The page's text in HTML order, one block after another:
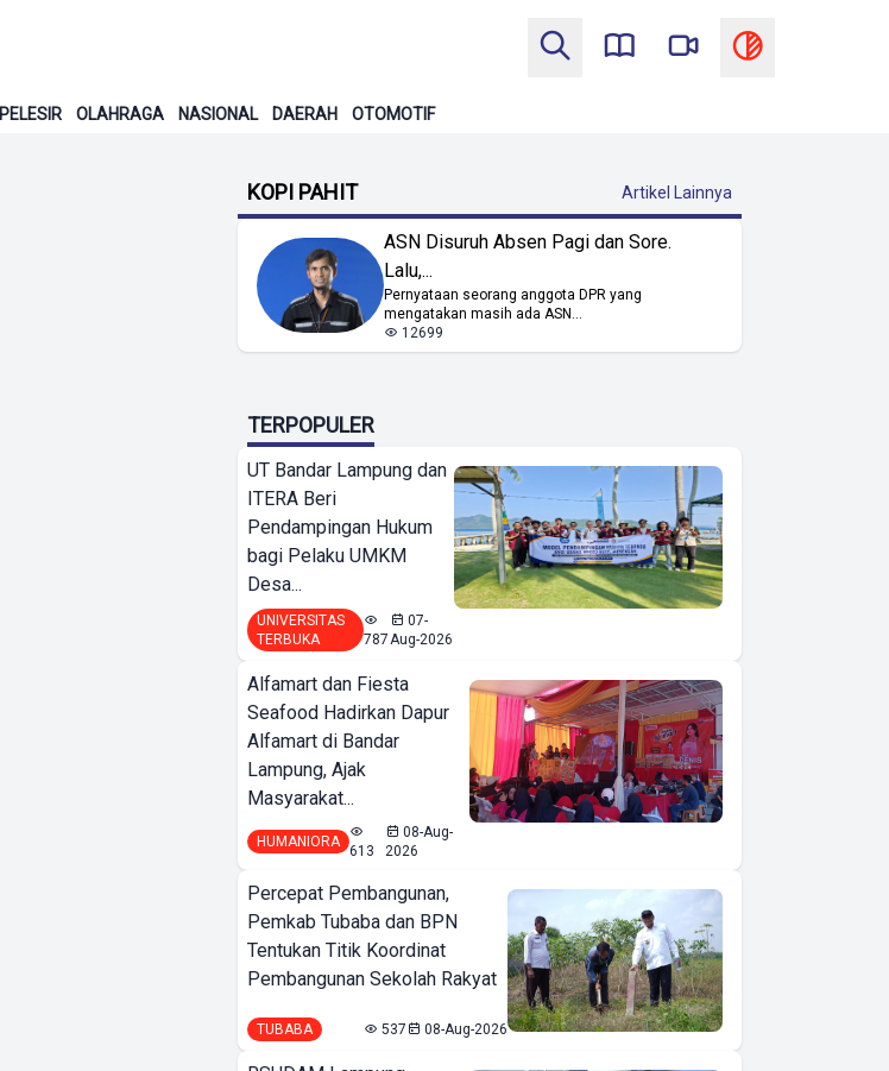
PELESIR OLAHRAGA NASIONAL DAERAH OTOMOTIF
KOPI PAHIT Artikel Lainnya
ASN Disuruh Absen Pagi dan Sore.
Lalu,...
Pernyataan seorang anggota DPR yang
mengatakan masih ada ASN...
12699
TERPOPULER
UT Bandar Lampung dan
ITERA Beri
Pendampingan Hukum
bagi Pelaku UMKM
Desa...
UNIVERSITAS
TERBUKA
787
07-
Aug-2026
Alfamart dan Fiesta
Seafood Hadirkan Dapur
Alfamart di Bandar
Lampung, Ajak
Masyarakat...
HUMANIORA
613
08-Aug-
2026
Percepat Pembangunan,
Pemkab Tubaba dan BPN
Tentukan Titik Koordinat
Pembangunan Sekolah Rakyat
TUBABA 537 08-Aug-2026